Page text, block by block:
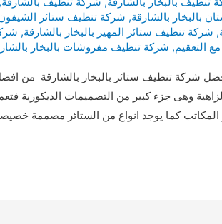
بالبخار بالشارقة, شركة تنظيف ستائر الشيفون
, شركة تنظيف ستائر المهير بالبخار بالشارقة,
التعقيم, شركة تنظيف مفروشات بالبخار
شركة تنظيف ستائر بالبخار بالشارقة من
وهى جزء كبير من التصميمات الديكورية
كما يوجد انواع من الستائر مصممة